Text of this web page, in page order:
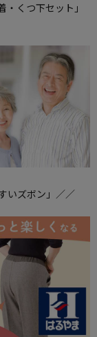
くつ下セット」
いズボン」／／